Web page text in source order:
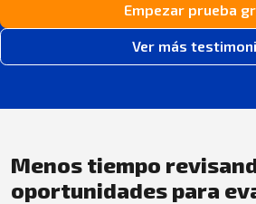
Empezar prueba
Ver más
Menos tiempo
oportunidades para